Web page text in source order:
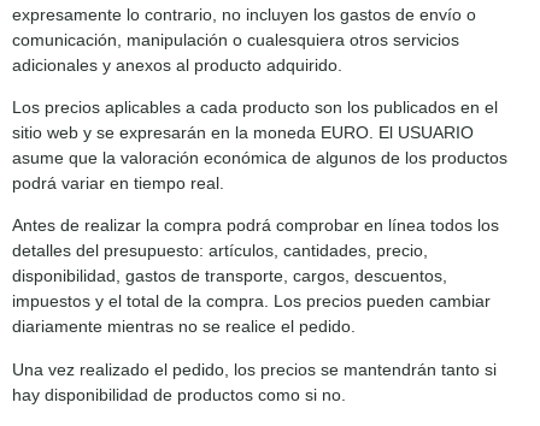
expresamente lo contrario, no incluyen los gastos de envío o
comunicación, manipulación o cualesquiera otros servicios
adicionales y anexos al producto adquirido.
Los precios aplicables a cada producto son los publicados en el
sitio web y se expresarán en la moneda EURO. El USUARIO
asume que la valoración económica de algunos de los productos
podrá variar en tiempo real.
Antes de realizar la compra podrá comprobar en línea todos los
detalles del presupuesto: artículos, cantidades, precio,
disponibilidad, gastos de transporte, cargos, descuentos,
impuestos y el total de la compra. Los precios pueden cambiar
diariamente mientras no se realice el pedido.
Una vez realizado el pedido, los precios se mantendrán tanto si
hay disponibilidad de productos como si no.